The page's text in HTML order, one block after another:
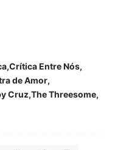
Crítica Entre Nós
de Amor
Cruz The Threesome